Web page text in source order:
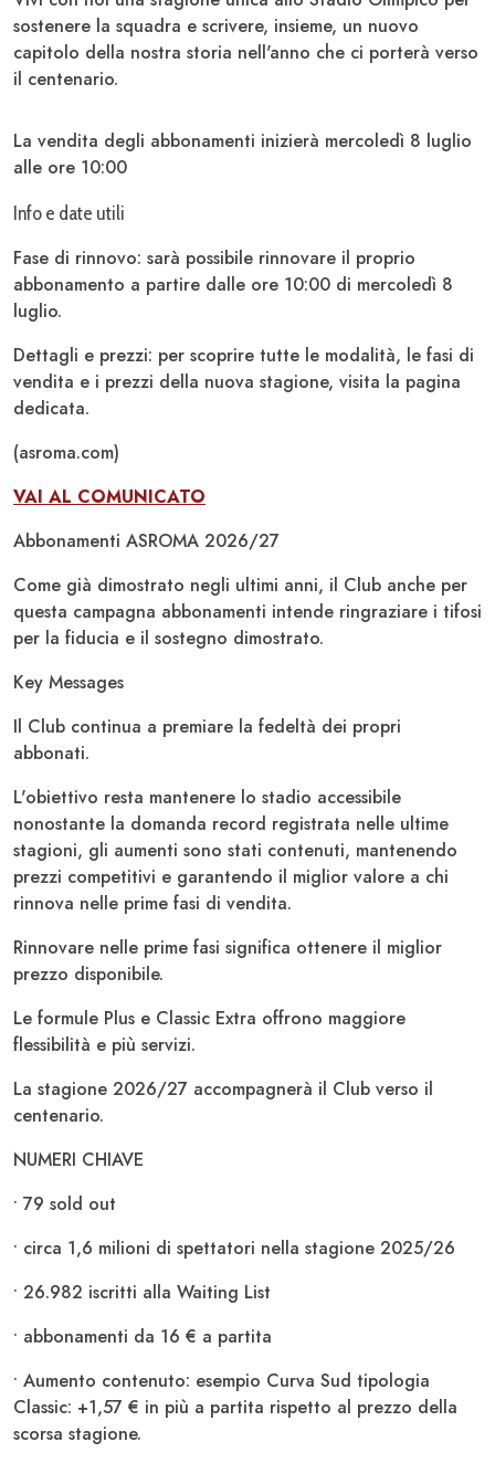
sostenere la squadra e scrivere, insieme, un nuovo
capitolo della nostra storia nell'anno che ci porterà verso
il centenario.
La vendita degli abbonamenti inizierà mercoledì 8 luglio
alle ore 10:00
Info e date utili
Fase di rinnovo: sarà possibile rinnovare il proprio
abbonamento a partire dalle ore 10:00 di mercoledì 8
luglio.
Dettagli e prezzi: per scoprire tutte le modalità, le fasi di
vendita e i prezzi della nuova stagione, visita la pagina
dedicata.
(asroma.com)
VAI AL COMUNICATO
Abbonamenti ASROMA 2026/27
Come già dimostrato negli ultimi anni, il Club anche per
questa campagna abbonamenti intende ringraziare i tifosi
per la fiducia e il sostegno dimostrato.
Key Messages
Il Club continua a premiare la fedeltà dei propri
abbonati.
L'obiettivo resta mantenere lo stadio accessibile
nonostante la domanda record registrata nelle ultime
stagioni, gli aumenti sono stati contenuti, mantenendo
prezzi competitivi e garantendo il miglior valore a chi
rinnova nelle prime fasi di vendita.
Rinnovare nelle prime fasi significa ottenere il miglior
prezzo disponibile.
Le formule Plus e Classic Extra offrono maggiore
flessibilità e più servizi.
La stagione 2026/27 accompagnerà il Club verso il
centenario.
NUMERI CHIAVE
• 79 sold out
• circa 1,6 milioni di spettatori nella stagione 2025/26
• 26.982 iscritti alla Waiting List
• abbonamenti da 16 € a partita
• Aumento contenuto: esempio Curva Sud tipologia
Classic: +1,57 € in più a partita rispetto al prezzo della
scorsa stagione.